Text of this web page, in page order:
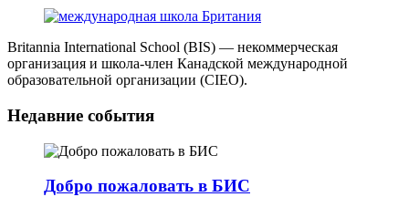
Britannia International School (BIS) — некоммерческая
организация и школа-член Канадской международной
образовательной организации (CIEO).
Недавние события
Добро пожаловать в БИС